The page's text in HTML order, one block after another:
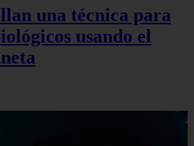
una técnica para
usando el